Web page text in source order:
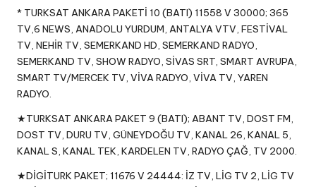
* TURKSAT ANKARA PAKETİ 10 (BATI) 11558 V 30000; 365
TV,6 NEWS, ANADOLU YURDUM, ANTALYA VTV, FESTİVAL
TV, NEHİR TV, SEMERKAND HD, SEMERKAND RADYO,
SEMERKAND TV, SHOW RADYO, SİVAS SRT, SMART AVRUPA,
SMART TV/MERCEK TV, VİVA RADYO, VİVA TV, YAREN
RADYO.
★TURKSAT ANKARA PAKET 9 (BATI); ABANT TV, DOST FM,
DOST TV, DURU TV, GÜNEYDOĞU TV, KANAL 26, KANAL 5,
KANAL S, KANAL TEK, KARDELEN TV, RADYO ÇAĞ, TV 2000.
★DİGİTURK PAKET; 11676 V 24444: İZ TV, LİG TV 2, LİG TV